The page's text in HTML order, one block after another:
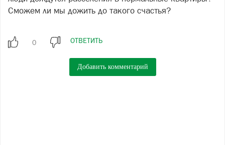
Сможем ли мы дожить до такого счастья?
ОТВЕТИТЬ
Добавить комментарий